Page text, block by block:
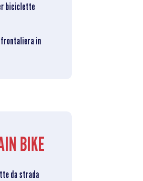
biciclette
in
BIKE
da strada